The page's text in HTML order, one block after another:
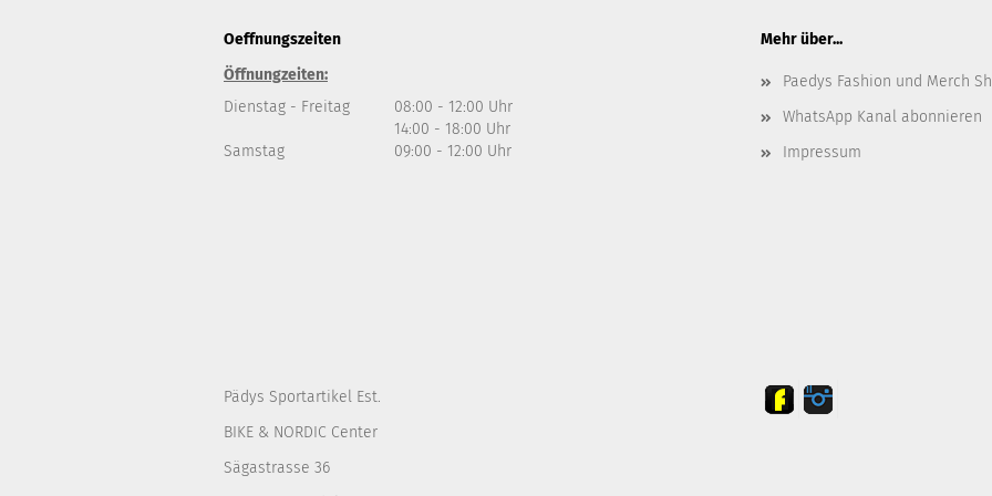
Oeffnungszeiten
Öffnungzeiten:
Dienstag - Freitag
08:00 - 12:00 Uhr
14:00 - 18:00 Uhr
Samstag
09:00 - 12:00 Uhr
Mehr über...
Paedys Fashion und Merch
WhatsApp Kanal abonnieren
Impressum
Pädys Sportartikel Est.
BIKE & NORDIC Center
Sägastrasse 36